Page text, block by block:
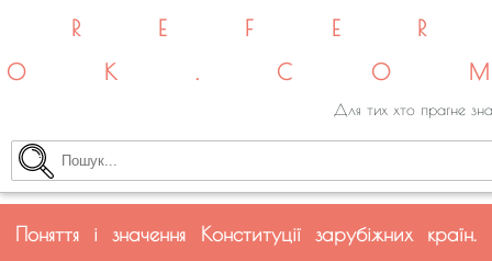
Для тих хто прагне
Поняття і значення Конституції зарубіжних країн.